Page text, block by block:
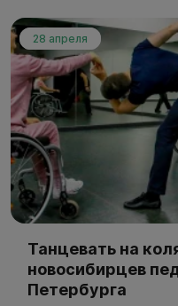
28 апреля
Танцевать на
новосибирцев
Петербурга